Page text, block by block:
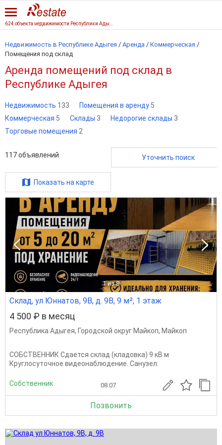
Недвижимость в Республике Адыгея / Аренда / Коммерческая /
Помещения под склад
Аренда помещений под склад в
Республике Адыгея
Недвижимость 133 Помещения в аренду 5
Коммерческая 5 Склады 3 Недорогие склады 3
Торговые помещения 2
117объявлений Уточнить поиск
Показать на карте
1 из 8
Склад, ул Юннатов, 9В, д. 9В, 9 м², 1 этаж
4 500 ₽ в месяц
Республика Адыгея, Городской округ Майкоп, Майкоп
СОБСТВЕННИК Сдается склад (кладовка) 9 кВ.м
Круглосуточное видеонаблюдение. Санузел.
Собственник 08.07
Позвонить